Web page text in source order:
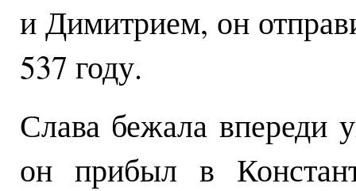
и Димитрием, он
537 году.
Слава бежала впереди
он прибыл в